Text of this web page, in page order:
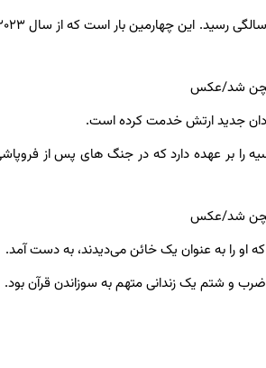
جدید ارتش خدمت کرده است.
روسیه را بر عهده دارد که در جنگ های پس از